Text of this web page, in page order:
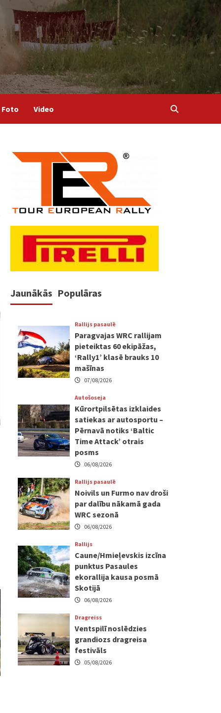
Foto Video
Jaunākās Populāras
Rallijs pasaulē
Paragvajas WRC rallijam
pieteiktas 60 ekipāžas,
‘Rally1’ klasē brauks 10
mašīnas
07/08/2026
Autošoseja
Kūrortpilsētas izklaides
satiekas ar autosportu –
Pērnavā notiks ‘Baltic
Time Attack’ otrais
posms
06/08/2026
Rallijs pasaulē
Noivils un Furmo nav droši
par dalību nākamā gada
WRC sezonā
06/08/2026
Rallijs
Caune/Hmieļevskis izcīna
punktus Pasaules
ekorallija kausa posmā
Skotijā
06/08/2026
Dragreiss
Ventspilī noslēdzies
grandiozs dragreisa
festivāls
05/08/2026